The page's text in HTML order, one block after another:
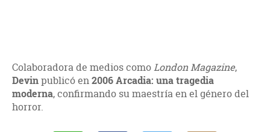
Colaboradora de medios comoLondon Magazine,
Devinpublicó en2006 Arcadia: una tragedia
moderna, confirmando su maestría en el género del
horror.